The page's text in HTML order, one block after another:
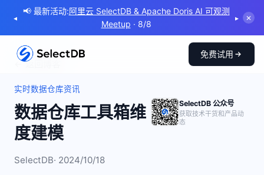
◂
📢 最新活动:阿里云 SelectDB & Apache Doris AI 可观测
Meetup · 8/8
▸ ✕
免费试用
← 返回博客
实时数据仓库资讯
数据仓库工具箱维
度建模
SelectDB· 2024/10/18
SelectDB 公众号
获取技术干货和产品动
态